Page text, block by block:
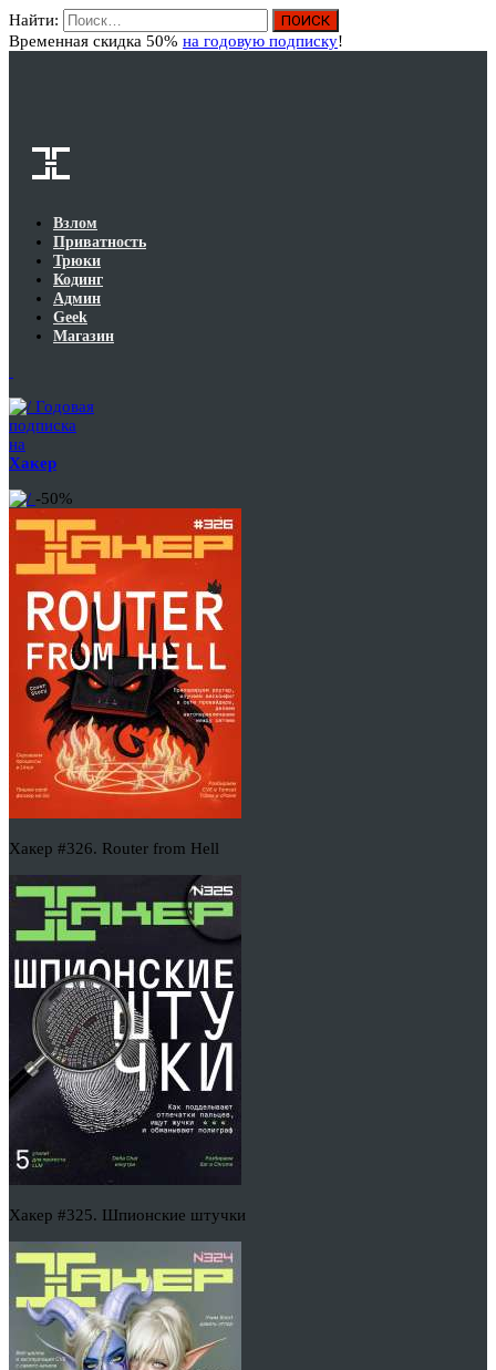
Найти:
Временная скидка 50% на годовую подписку!
Взлом
Приватность
Трюки
Кодинг
Админ
Geek
Магазин
Годовая
подписка
на
Хакер
-50%
Хакер #326. Router from Hell
Хакер #325. Шпионские штучки